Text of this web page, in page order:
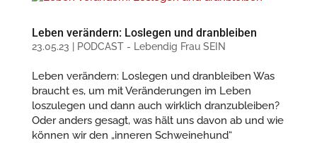
Leben verändern: Loslegen und dranbleiben
23.05.23 PODCAST - Lebendig Frau SEIN
Leben verändern: Loslegen und dranbleiben Was
braucht es, um mit Veränderungen im Leben
loszulegen und dann auch wirklich dranzubleiben?
Oder anders gesagt, was hält uns davon ab und wie
können wir den „inneren Schweinehund“